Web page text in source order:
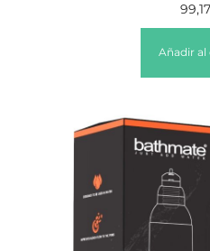
99,17
Añadir al